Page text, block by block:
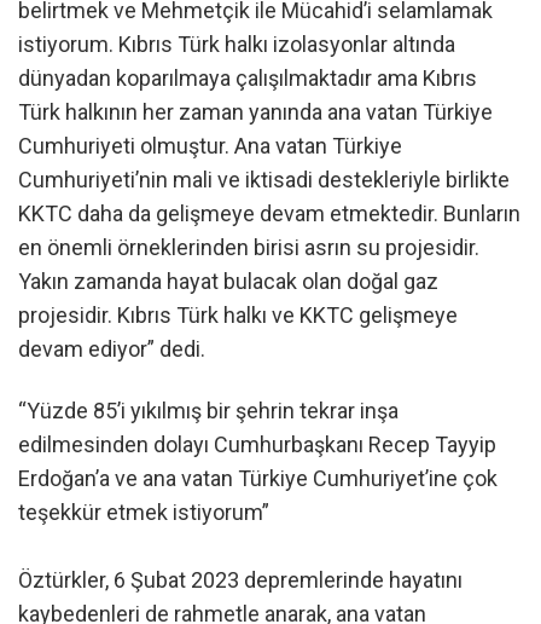
belirtmek ve Mehmetçik ile Mücahid’i selamlamak
istiyorum. Kıbrıs Türk halkı izolasyonlar altında
dünyadan koparılmaya çalışılmaktadır ama Kıbrıs
Türk halkının her zaman yanında ana vatan Türkiye
Cumhuriyeti olmuştur. Ana vatan Türkiye
Cumhuriyeti’nin mali ve iktisadi destekleriyle birlikte
KKTC daha da gelişmeye devam etmektedir. Bunların
en önemli örneklerinden birisi asrın su projesidir.
Yakın zamanda hayat bulacak olan doğal gaz
projesidir. Kıbrıs Türk halkı ve KKTC gelişmeye
devam ediyor” dedi.
“Yüzde 85’i yıkılmış bir şehrin tekrar inşa
edilmesinden dolayı Cumhurbaşkanı Recep Tayyip
Erdoğan’a ve ana vatan Türkiye Cumhuriyet’ine çok
teşekkür etmek istiyorum”
Öztürkler, 6 Şubat 2023 depremlerinde hayatını
kaybedenleri de rahmetle anarak, ana vatan